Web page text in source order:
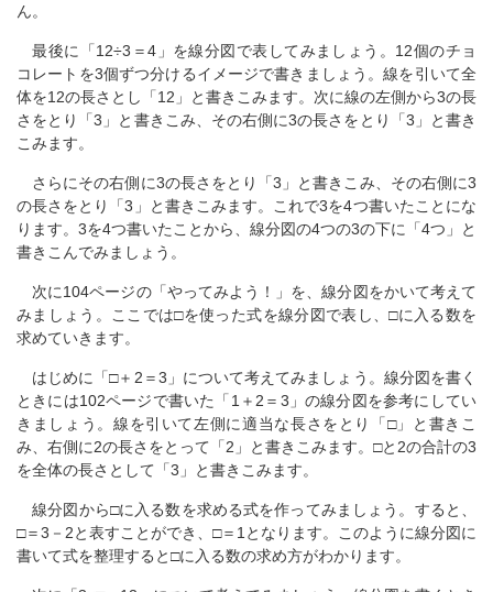
ん。
最後に「12÷3＝4」を線分図で表してみましょう。12個のチョ
コレートを3個ずつ分けるイメージで書きましょう。線を引いて全
体を12の長さとし「12」と書きこみます。次に線の左側から3の長
さをとり「3」と書きこみ、その右側に3の長さをとり「3」と書き
こみます。
さらにその右側に3の長さをとり「3」と書きこみ、その右側に3
の長さをとり「3」と書きこみます。これで3を4つ書いたことにな
ります。3を4つ書いたことから、線分図の4つの3の下に「4つ」と
書きこんでみましょう。
次に104ページの「やってみよう！」を、線分図をかいて考えて
みましょう。ここでは□を使った式を線分図で表し、□に入る数を
求めていきます。
はじめに「□＋2＝3」について考えてみましょう。線分図を書く
ときには102ページで書いた「1＋2＝3」の線分図を参考にしてい
きましょう。線を引いて左側に適当な長さをとり「□」と書きこ
み、右側に2の長さをとって「2」と書きこみます。□と2の合計の3
を全体の長さとして「3」と書きこみます。
線分図から□に入る数を求める式を作ってみましょう。すると、
□＝3－2と表すことができ、□＝1となります。このように線分図に
書いて式を整理すると□に入る数の求め方がわかります。